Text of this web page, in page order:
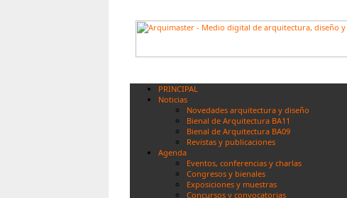
PRINCIPAL
Noticias
Novedades arquitectura y diseño
Bienal de Arquitectura BA11
Bienal de Arquitectura BA09
Revistas y publicaciones
Agenda
Eventos, conferencias y charlas
Congresos y bienales
Exposiciones y muestras
Concursos y convocatorias